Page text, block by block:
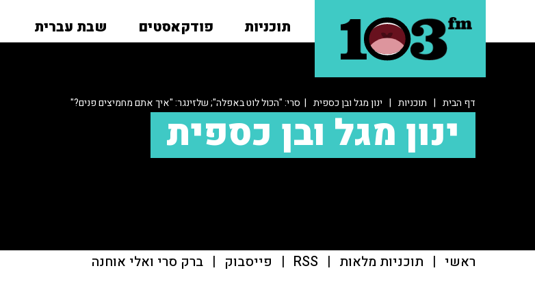
תוכניות פודקאסטים שבת עברית
דף הבית | תוכניות | ינון מגל ובן כספית | סרי: "הכול לוט באפלה"; שלזינגר: "איך אתם מחמיצים פנים?"
ינון מגל ובן כספית
ראשי | תוכניות מלאות |
RSS
| פייסבוק | ברק סרי ואלי אוחנה